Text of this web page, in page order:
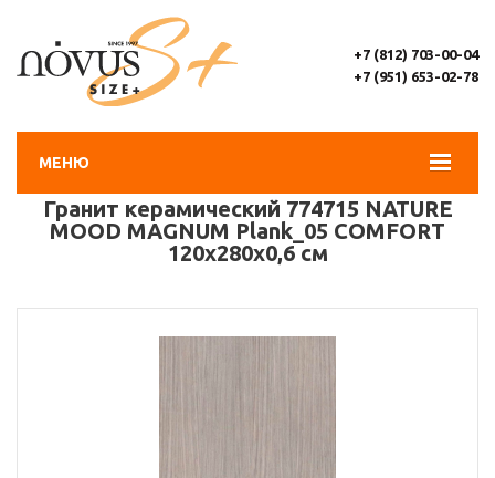
МЕНЮ
+7 (812) 703-00-04
+7 (951) 653-02-78
Гранит керамический 774715 NATURE
MOOD MAGNUM Plank_05 COMFORT
120x280x0,6 см